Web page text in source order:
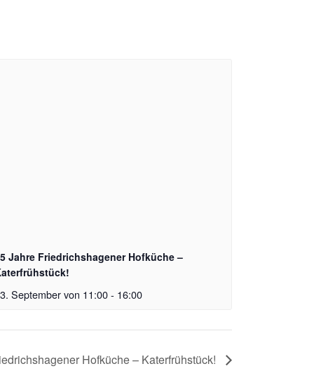
Jahre Friedrichshagener Hofküche –
September von 11:00 - 16:00
Hofküche – Katerfrühstück!